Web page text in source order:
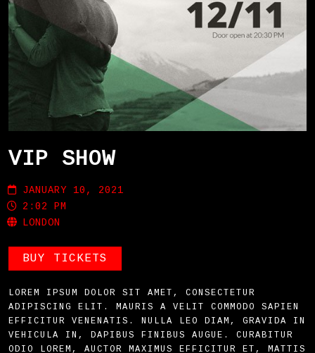
VIP SHOW
JANUARY 10, 2021
2:02 PM
LONDON
BUY TICKETS
LOREM IPSUM DOLOR SIT AMET, CONSECTETUR
ADIPISCING ELIT. MAURIS A VELIT COMMODO SAPIEN
EFFICITUR VENENATIS. NULLA LEO DIAM, GRAVIDA IN
VEHICULA IN, DAPIBUS FINIBUS AUGUE. CURABITUR
ODIO LOREM, AUCTOR MAXIMUS EFFICITUR ET, MATTIS